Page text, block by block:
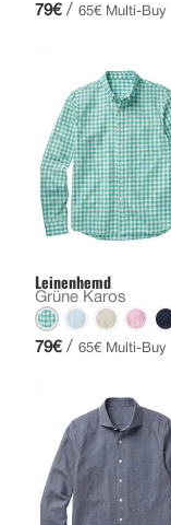
79€ / 65€ Multi-Buy
Leinenhemd
Grüne Karos
79€ / 65€ Multi-Buy